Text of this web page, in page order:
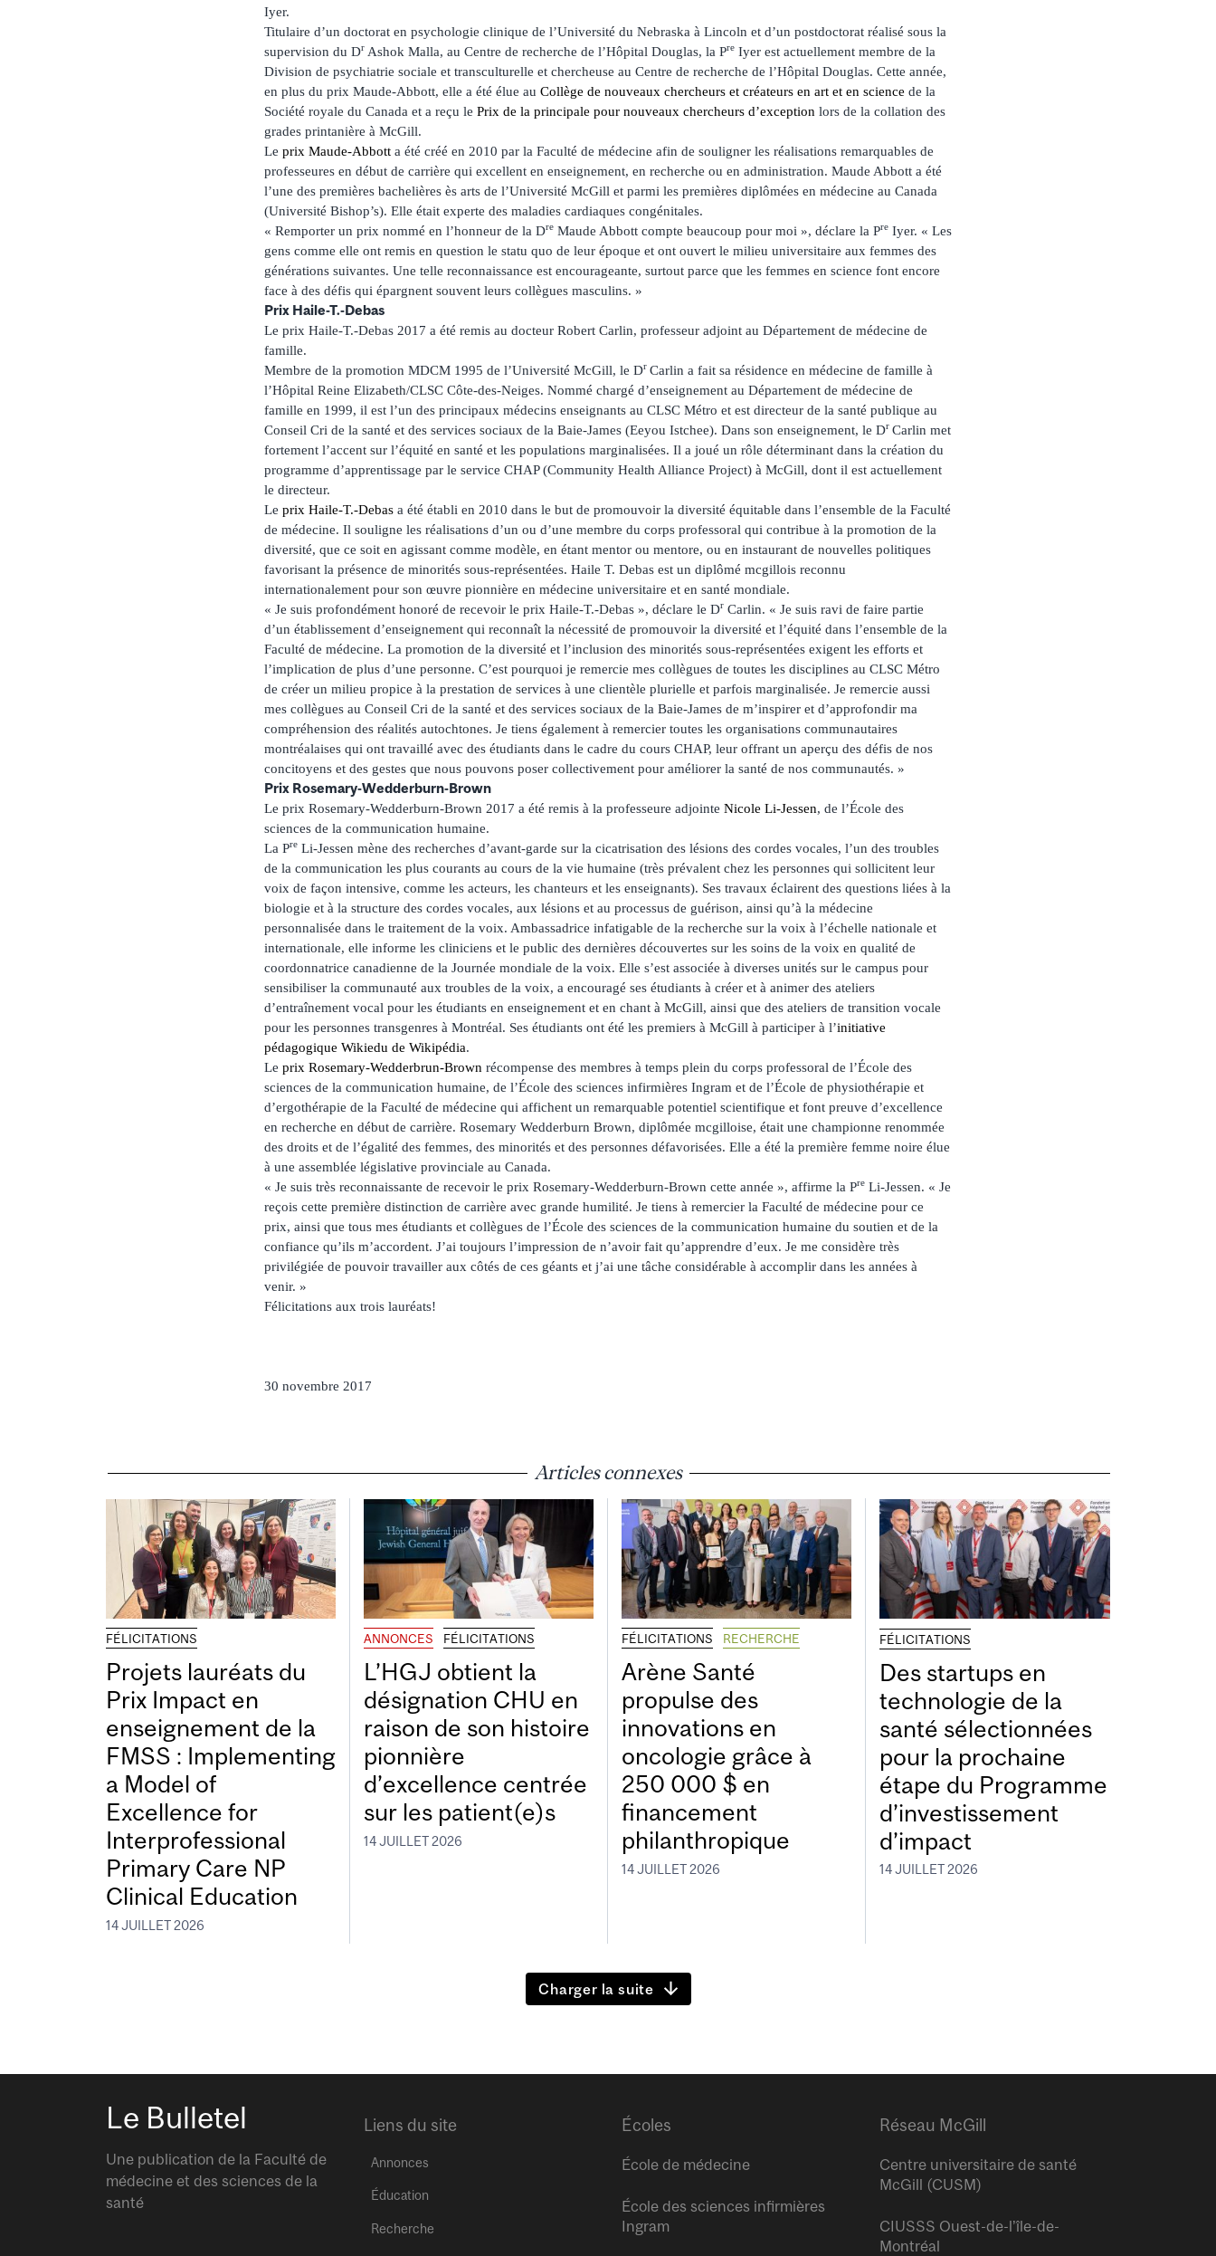
Iyer.
Titulaire d’un doctorat en psychologie clinique de l’Université du Nebraska à Lincoln et d’un postdoctorat réalisé sous la
supervision du Dr Ashok Malla, au Centre de recherche de l’Hôpital Douglas, la Pre Iyer est actuellement membre de la
Division de psychiatrie sociale et transculturelle et chercheuse au Centre de recherche de l’Hôpital Douglas. Cette année,
en plus du prix Maude-Abbott, elle a été élue au Collège de nouveaux chercheurs et créateurs en art et en science de la
Société royale du Canada et a reçu le Prix de la principale pour nouveaux chercheurs d’exception lors de la collation des
grades printanière à McGill.
Le prix Maude-Abbott a été créé en 2010 par la Faculté de médecine afin de souligner les réalisations remarquables de
professeures en début de carrière qui excellent en enseignement, en recherche ou en administration. Maude Abbott a été
l’une des premières bachelières ès arts de l’Université McGill et parmi les premières diplômées en médecine au Canada
(Université Bishop’s). Elle était experte des maladies cardiaques congénitales.
« Remporter un prix nommé en l’honneur de la Dre Maude Abbott compte beaucoup pour moi », déclare la Pre Iyer. « Les
gens comme elle ont remis en question le statu quo de leur époque et ont ouvert le milieu universitaire aux femmes des
générations suivantes. Une telle reconnaissance est encourageante, surtout parce que les femmes en science font encore
face à des défis qui épargnent souvent leurs collègues masculins. »
Prix Haile-T.-Debas
Le prix Haile-T.-Debas 2017 a été remis au docteur Robert Carlin, professeur adjoint au Département de médecine de
famille.
Membre de la promotion MDCM 1995 de l’Université McGill, le Dr Carlin a fait sa résidence en médecine de famille à
l’Hôpital Reine Elizabeth/CLSC Côte-des-Neiges. Nommé chargé d’enseignement au Département de médecine de
famille en 1999, il est l’un des principaux médecins enseignants au CLSC Métro et est directeur de la santé publique au
Conseil Cri de la santé et des services sociaux de la Baie-James (Eeyou Istchee). Dans son enseignement, le Dr Carlin met
fortement l’accent sur l’équité en santé et les populations marginalisées. Il a joué un rôle déterminant dans la création du
programme d’apprentissage par le service CHAP (Community Health Alliance Project) à McGill, dont il est actuellement
le directeur.
Le prix Haile-T.-Debas a été établi en 2010 dans le but de promouvoir la diversité équitable dans l’ensemble de la Faculté
de médecine. Il souligne les réalisations d’un ou d’une membre du corps professoral qui contribue à la promotion de la
diversité, que ce soit en agissant comme modèle, en étant mentor ou mentore, ou en instaurant de nouvelles politiques
favorisant la présence de minorités sous-représentées. Haile T. Debas est un diplômé mcgillois reconnu
internationalement pour son œuvre pionnière en médecine universitaire et en santé mondiale.
« Je suis profondément honoré de recevoir le prix Haile-T.-Debas », déclare le Dr Carlin. « Je suis ravi de faire partie
d’un établissement d’enseignement qui reconnaît la nécessité de promouvoir la diversité et l’équité dans l’ensemble de la
Faculté de médecine. La promotion de la diversité et l’inclusion des minorités sous-représentées exigent les efforts et
l’implication de plus d’une personne. C’est pourquoi je remercie mes collègues de toutes les disciplines au CLSC Métro
de créer un milieu propice à la prestation de services à une clientèle plurielle et parfois marginalisée. Je remercie aussi
mes collègues au Conseil Cri de la santé et des services sociaux de la Baie-James de m’inspirer et d’approfondir ma
compréhension des réalités autochtones. Je tiens également à remercier toutes les organisations communautaires
montréalaises qui ont travaillé avec des étudiants dans le cadre du cours CHAP, leur offrant un aperçu des défis de nos
concitoyens et des gestes que nous pouvons poser collectivement pour améliorer la santé de nos communautés. »
Prix Rosemary-Wedderburn-Brown
Le prix Rosemary-Wedderburn-Brown 2017 a été remis à la professeure adjointe Nicole Li-Jessen, de l’École des
sciences de la communication humaine.
La Pre Li-Jessen mène des recherches d’avant-garde sur la cicatrisation des lésions des cordes vocales, l’un des troubles
de la communication les plus courants au cours de la vie humaine (très prévalent chez les personnes qui sollicitent leur
voix de façon intensive, comme les acteurs, les chanteurs et les enseignants). Ses travaux éclairent des questions liées à la
biologie et à la structure des cordes vocales, aux lésions et au processus de guérison, ainsi qu’à la médecine
personnalisée dans le traitement de la voix. Ambassadrice infatigable de la recherche sur la voix à l’échelle nationale et
internationale, elle informe les cliniciens et le public des dernières découvertes sur les soins de la voix en qualité de
coordonnatrice canadienne de la Journée mondiale de la voix. Elle s’est associée à diverses unités sur le campus pour
sensibiliser la communauté aux troubles de la voix, a encouragé ses étudiants à créer et à animer des ateliers
d’entraînement vocal pour les étudiants en enseignement et en chant à McGill, ainsi que des ateliers de transition vocale
pour les personnes transgenres à Montréal. Ses étudiants ont été les premiers à McGill à participer à l’initiative
pédagogique Wikiedu de Wikipédia.
Le prix Rosemary-Wedderbrun-Brown récompense des membres à temps plein du corps professoral de l’École des
sciences de la communication humaine, de l’École des sciences infirmières Ingram et de l’École de physiothérapie et
d’ergothérapie de la Faculté de médecine qui affichent un remarquable potentiel scientifique et font preuve d’excellence
en recherche en début de carrière. Rosemary Wedderburn Brown, diplômée mcgilloise, était une championne renommée
des droits et de l’égalité des femmes, des minorités et des personnes défavorisées. Elle a été la première femme noire élue
à une assemblée législative provinciale au Canada.
« Je suis très reconnaissante de recevoir le prix Rosemary-Wedderburn-Brown cette année », affirme la Pre Li-Jessen. « Je
reçois cette première distinction de carrière avec grande humilité. Je tiens à remercier la Faculté de médecine pour ce
prix, ainsi que tous mes étudiants et collègues de l’École des sciences de la communication humaine du soutien et de la
confiance qu’ils m’accordent. J’ai toujours l’impression de n’avoir fait qu’apprendre d’eux. Je me considère très
privilégiée de pouvoir travailler aux côtés de ces géants et j’ai une tâche considérable à accomplir dans les années à
venir. »
Félicitations aux trois lauréats!
30 novembre 2017
Articles connexes
FÉLICITATIONS
Projets lauréats du
Prix Impact en
enseignement de la
FMSS : Implementing
a Model of
Excellence for
Interprofessional
Primary Care NP
Clinical Education
14 JUILLET 2026
ANNONCES FÉLICITATIONS
L’HGJ obtient la
désignation CHU en
raison de son histoire
pionnière
d’excellence centrée
sur les patient(e)s
14 JUILLET 2026
FÉLICITATIONS RECHERCHE
Arène Santé
propulse des
innovations en
oncologie grâce à
250 000 $ en
financement
philanthropique
14 JUILLET 2026
FÉLICITATIONS
Des startups en
technologie de la
santé sélectionnées
pour la prochaine
étape du Programme
d’investissement
d’impact
14 JUILLET 2026
Charger la suite
Le Bulletel
Une publication de la Faculté de
médecine et des sciences de la
santé
Liens du site
Annonces
Éducation
Recherche
Écoles
École de médecine
École des sciences infirmières
Ingram
Réseau McGill
Centre universitaire de santé
McGill (CUSM)
CIUSSS Ouest-de-l’île-de-
Montréal